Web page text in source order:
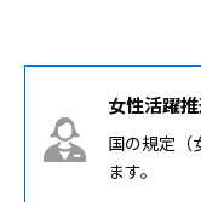
女性活躍
国の規定（
ます。